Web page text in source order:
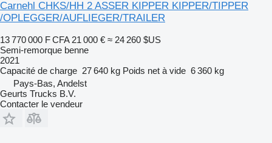
Carnehl CHKS/HH 2 ASSER KIPPER KIPPER/TIPPER
/OPLEGGER/AUFLIEGER/TRAILER
13 770 000 F CFA 21 000 € ≈ 24 260 $US
Semi-remorque benne
2021
Capacité de charge 27 640 kg Poids net à vide 6 360 kg
Pays-Bas, Andelst
Geurts Trucks B.V.
Contacter le vendeur